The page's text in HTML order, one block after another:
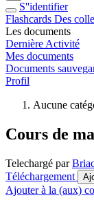
S''identifier
Flashcards Des
Les documents
Dernière Activité
Mes documents
Documents
Profil
Aucune
Cours de
Telechargé par
Téléchargement
Ajouter à la (aux)